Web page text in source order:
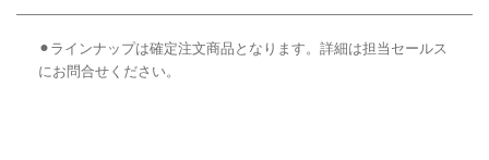
⚫︎ラインナップは確定注文商品となります。詳細は担当セールス
にお問合せください。